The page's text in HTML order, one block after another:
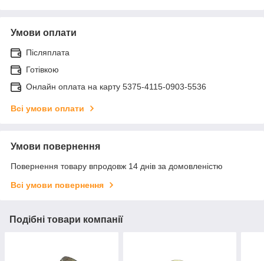
Умови оплати
Післяплата
Готівкою
Онлайн оплата на карту 5375-4115-0903-5536
Всі умови оплати
Умови повернення
Повернення товару впродовж 14 днів за домовленістю
Всі умови повернення
Подібні товари компанії